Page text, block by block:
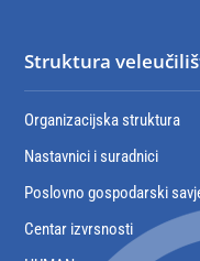
Struktura
Organizacijska struktura
Nastavnici i suradnici
Poslovno gospodarski
Centar izvrsnosti